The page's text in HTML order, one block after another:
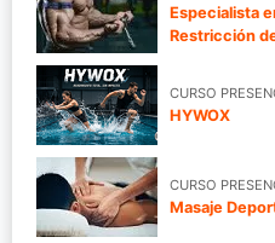
Especialista
Restricción
CURSO
HYWOX
CURSO
Masaje